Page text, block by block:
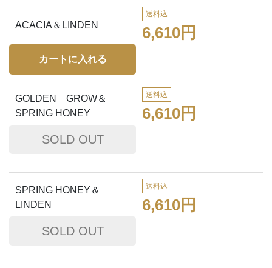
ACACIA＆LINDEN
送料込
6,610円
GOLDEN GROW＆
SPRING HONEY
送料込
6,610円
SPRING HONEY＆
LINDEN
送料込
6,610円